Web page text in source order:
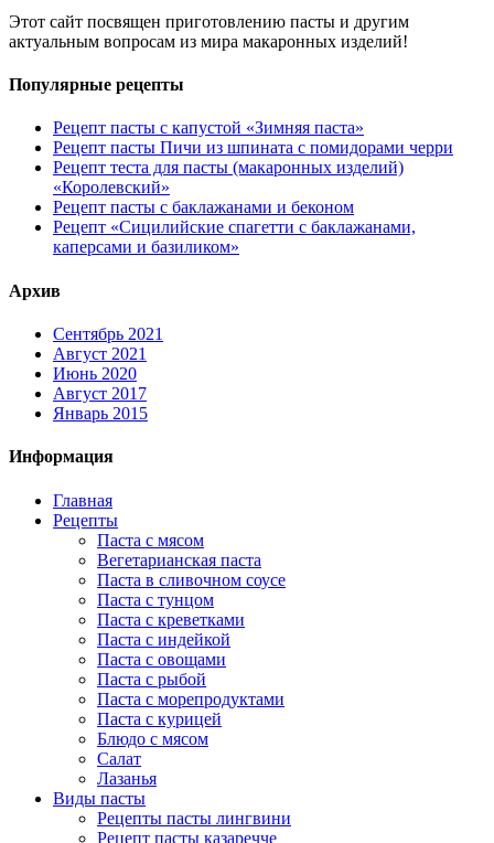
Этот сайт посвящен приготовлению пасты и другим
актуальным вопросам из мира макаронных изделий!
Популярные рецепты
Рецепт пасты с капустой «Зимняя паста»
Рецепт пасты Пичи из шпината с помидорами черри
Рецепт теста для пасты (макаронных изделий)
«Королевский»
Рецепт пасты с баклажанами и беконом
Рецепт «Сицилийские спагетти с баклажанами,
каперсами и базиликом»
Архив
Сентябрь 2021
Август 2021
Июнь 2020
Август 2017
Январь 2015
Информация
Главная
Рецепты
Паста с мясом
Вегетарианская паста
Паста в сливочном соусе
Паста с тунцом
Паста с креветками
Паста с индейкой
Паста с овощами
Паста с рыбой
Паста с морепродуктами
Паста с курицей
Блюдо с мясом
Салат
Лазанья
Виды пасты
Рецепты пасты лингвини
Рецепт пасты казаречче